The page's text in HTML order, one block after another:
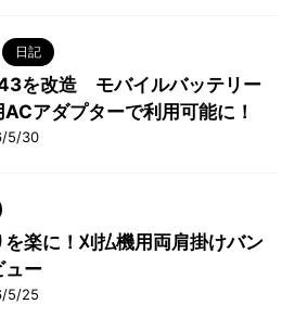
日記
を改造 モバイルバッテリー
アダプターで利用可能に！
5/30
を楽に！刈払機用両肩掛けバン
ュー
5/25